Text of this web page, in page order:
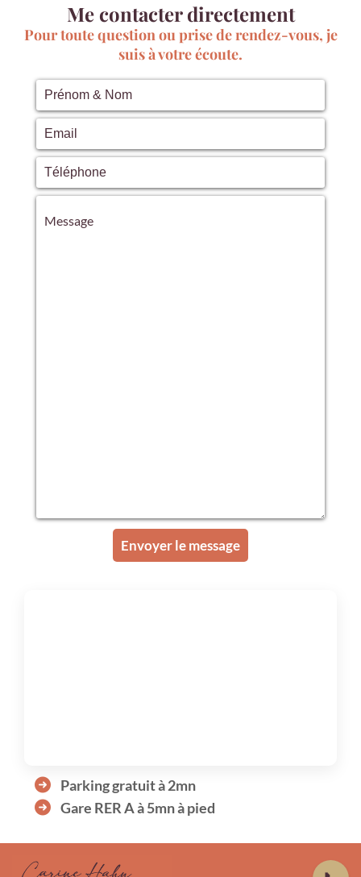
Me contacter directement
Pour toute question ou prise de rendez-vous, je
suis à votre écoute.
Envoyer le message
Parking gratuit à 2mn
Gare RER A à 5mn à pied